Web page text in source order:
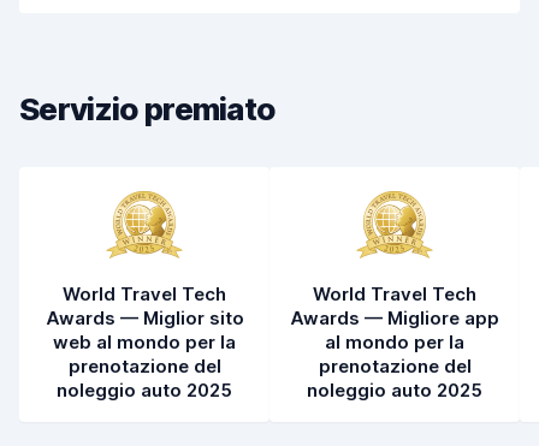
Servizio premiato
World Travel Tech
Awards — Miglior sito
web al mondo per la
prenotazione del
noleggio auto 2025
World Travel Tech
Awards — Migliore app
al mondo per la
prenotazione del
noleggio auto 2025